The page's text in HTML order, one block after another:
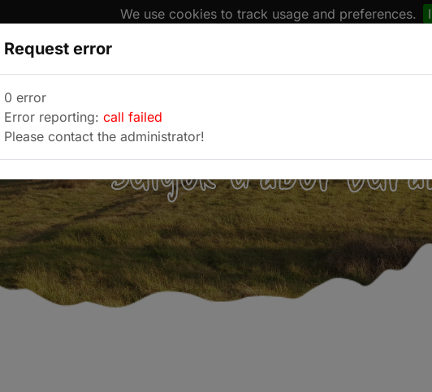
We use cookies to track usage and preferences.
Túranaptár
Sulyok Gábor
Request error
0 error
Error reporting: call failed
Please contact the administrator!